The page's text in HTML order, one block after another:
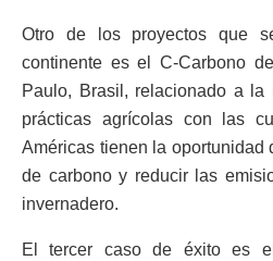
Otro de los proyectos que
continente es el C-Carbono
Paulo, Brasil, relacionado a la
prácticas agrícolas con las
Américas tienen la oportunidad
de carbono y reducir las
invernadero.
El tercer caso de éxito es